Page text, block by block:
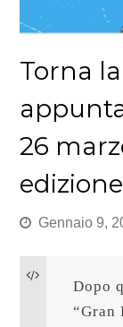
Torna
26
edizione
Gennaio 9,
Dopo
“Gran